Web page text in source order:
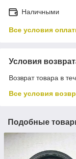
Наличными
Все условия
Условия
Возврат товара в
Все условия
Подобные